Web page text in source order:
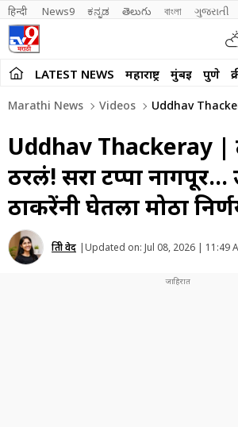
हिन्दी News9 ಕನ್ನಡ తెలుగు বাংলা ગુજરાતી
LATEST NEWS महाराष्ट्र मुंबई पुणे
Marathi News Videos Uddhav
Uddhav Thackeray |
ठरलं! दुसरा टप्पा नागपूर…
ठाकरेंनी घेतला मोठा
प्रिती वेद |Updated on: Jul 08, 2026 | 11:49